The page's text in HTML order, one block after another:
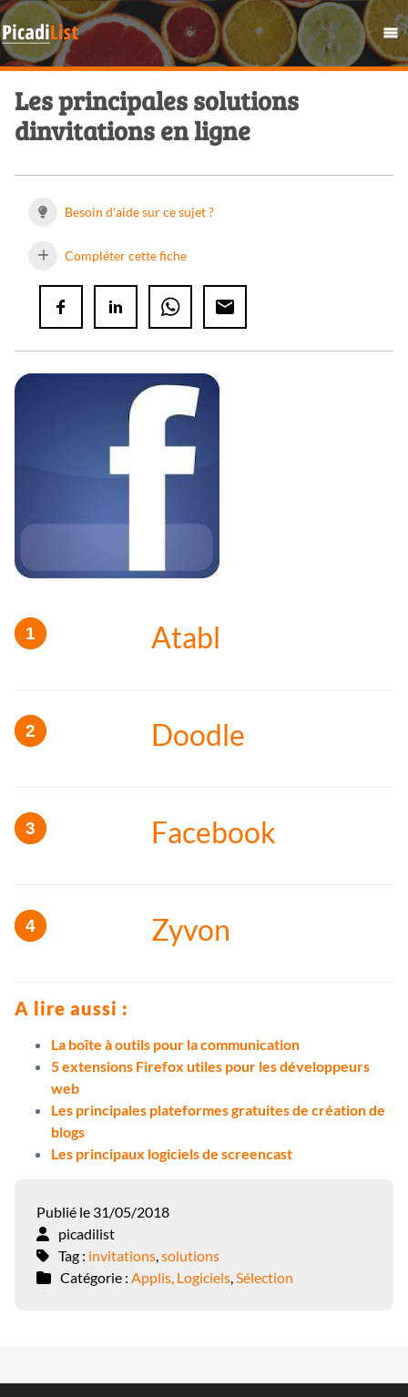
Les principales solutions
dinvitations en ligne
Besoin d'aide sur ce sujet ?
Compléter cette fiche
Atabl
Doodle
Facebook
Zyvon
A lire aussi :
La boîte à outils pour la communication
5 extensions Firefox utiles pour les développeurs
web
Les principales plateformes gratuites de création de
blogs
Les principaux logiciels de screencast
Publié le 31/05/2018
picadilist
Tag : invitations,solutions
Catégorie : Applis, Logiciels,Sélection